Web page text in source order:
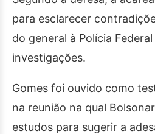
para esclarecer
do general à Polícia
investigações.
Gomes foi ouvido como
na reunião na qual
estudos para sugerir a